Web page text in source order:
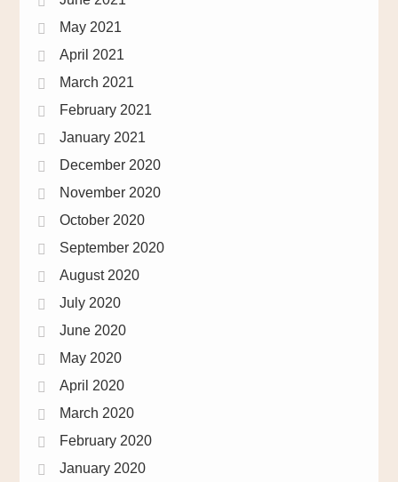
May 2021
April 2021
March 2021
February 2021
January 2021
December 2020
November 2020
October 2020
September 2020
August 2020
July 2020
June 2020
May 2020
April 2020
March 2020
February 2020
January 2020